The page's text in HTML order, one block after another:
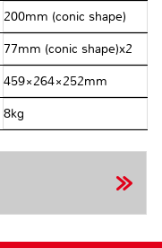
200mm (conic shape)
77mm (conic shape)x2
459×264×252mm
8kg